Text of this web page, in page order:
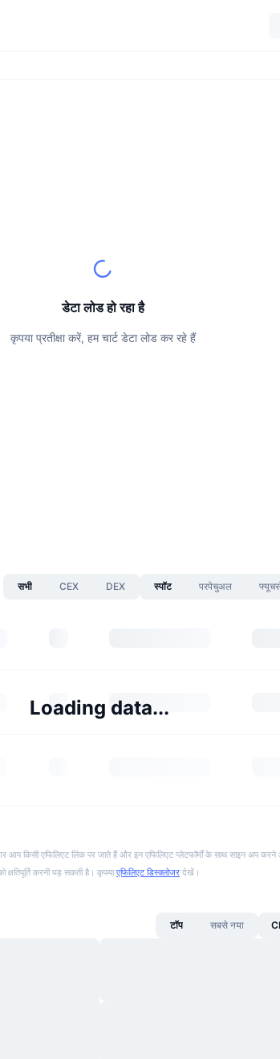
डेटा लोड हो रहा है
कृपया प्रतीक्षा करें, हम चार्ट डेटा लोड कर रहे हैं
सभी CEX DEX स्पॉट परपेचुअल
Loading data...
आप किसी एफिलिएट लिंक पर जाते हैं और इन एफिलिएट प्लेटफॉर्मों के साथ साइन अप
करनी पड़ सकती है। कृपयाएफिलिएट डिस्क्लोजर देखें।
टॉप सबसे नया